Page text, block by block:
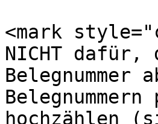
<mark
NICHT dafür,
hochzählen